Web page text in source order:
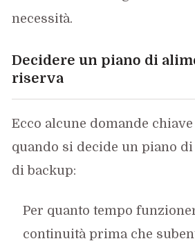
necessità.
Decidere un piano di
riserva
Ecco alcune domande
quando si decide un piano
di backup:
Per quanto tempo
continuità prima che